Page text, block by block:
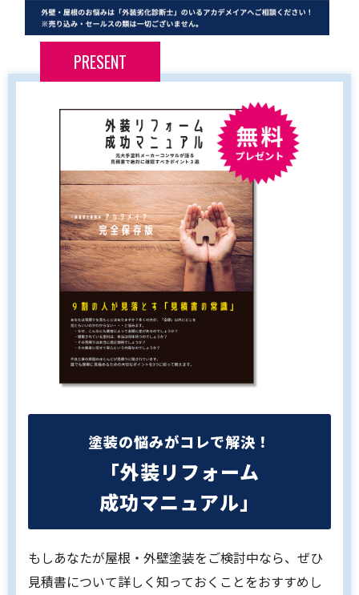
塗装の悩みがコレで解決！
「外装リフォーム
成功マニュアル」
もしあなたが屋根・外壁塗装をご検討中なら、ぜひ
見積書について詳しく知っておくことをおすすめし